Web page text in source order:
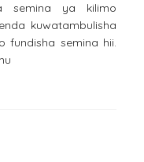
semina ya kilimo
kuwatambulisha
fundisha semina hii.